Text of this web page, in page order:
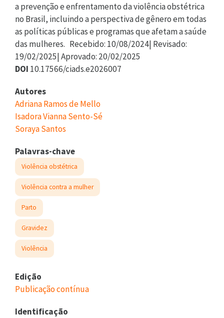
a prevenção e enfrentamento da violência obstétrica
no Brasil, incluindo a perspectiva de gênero em todas
as políticas públicas e programas que afetam a saúde
das mulheres. Recebido: 10/08/2024| Revisado:
19/02/2025| Aprovado: 20/02/2025
DOI 10.17566/ciads.e2026007
Autores
Adriana Ramos de Mello
Isadora Vianna Sento-Sé
Soraya Santos
Palavras-chave
Violência obstétrica
Violência contra a mulher
Parto
Gravidez
Violência
Edição
Publicação contínua
Identificação